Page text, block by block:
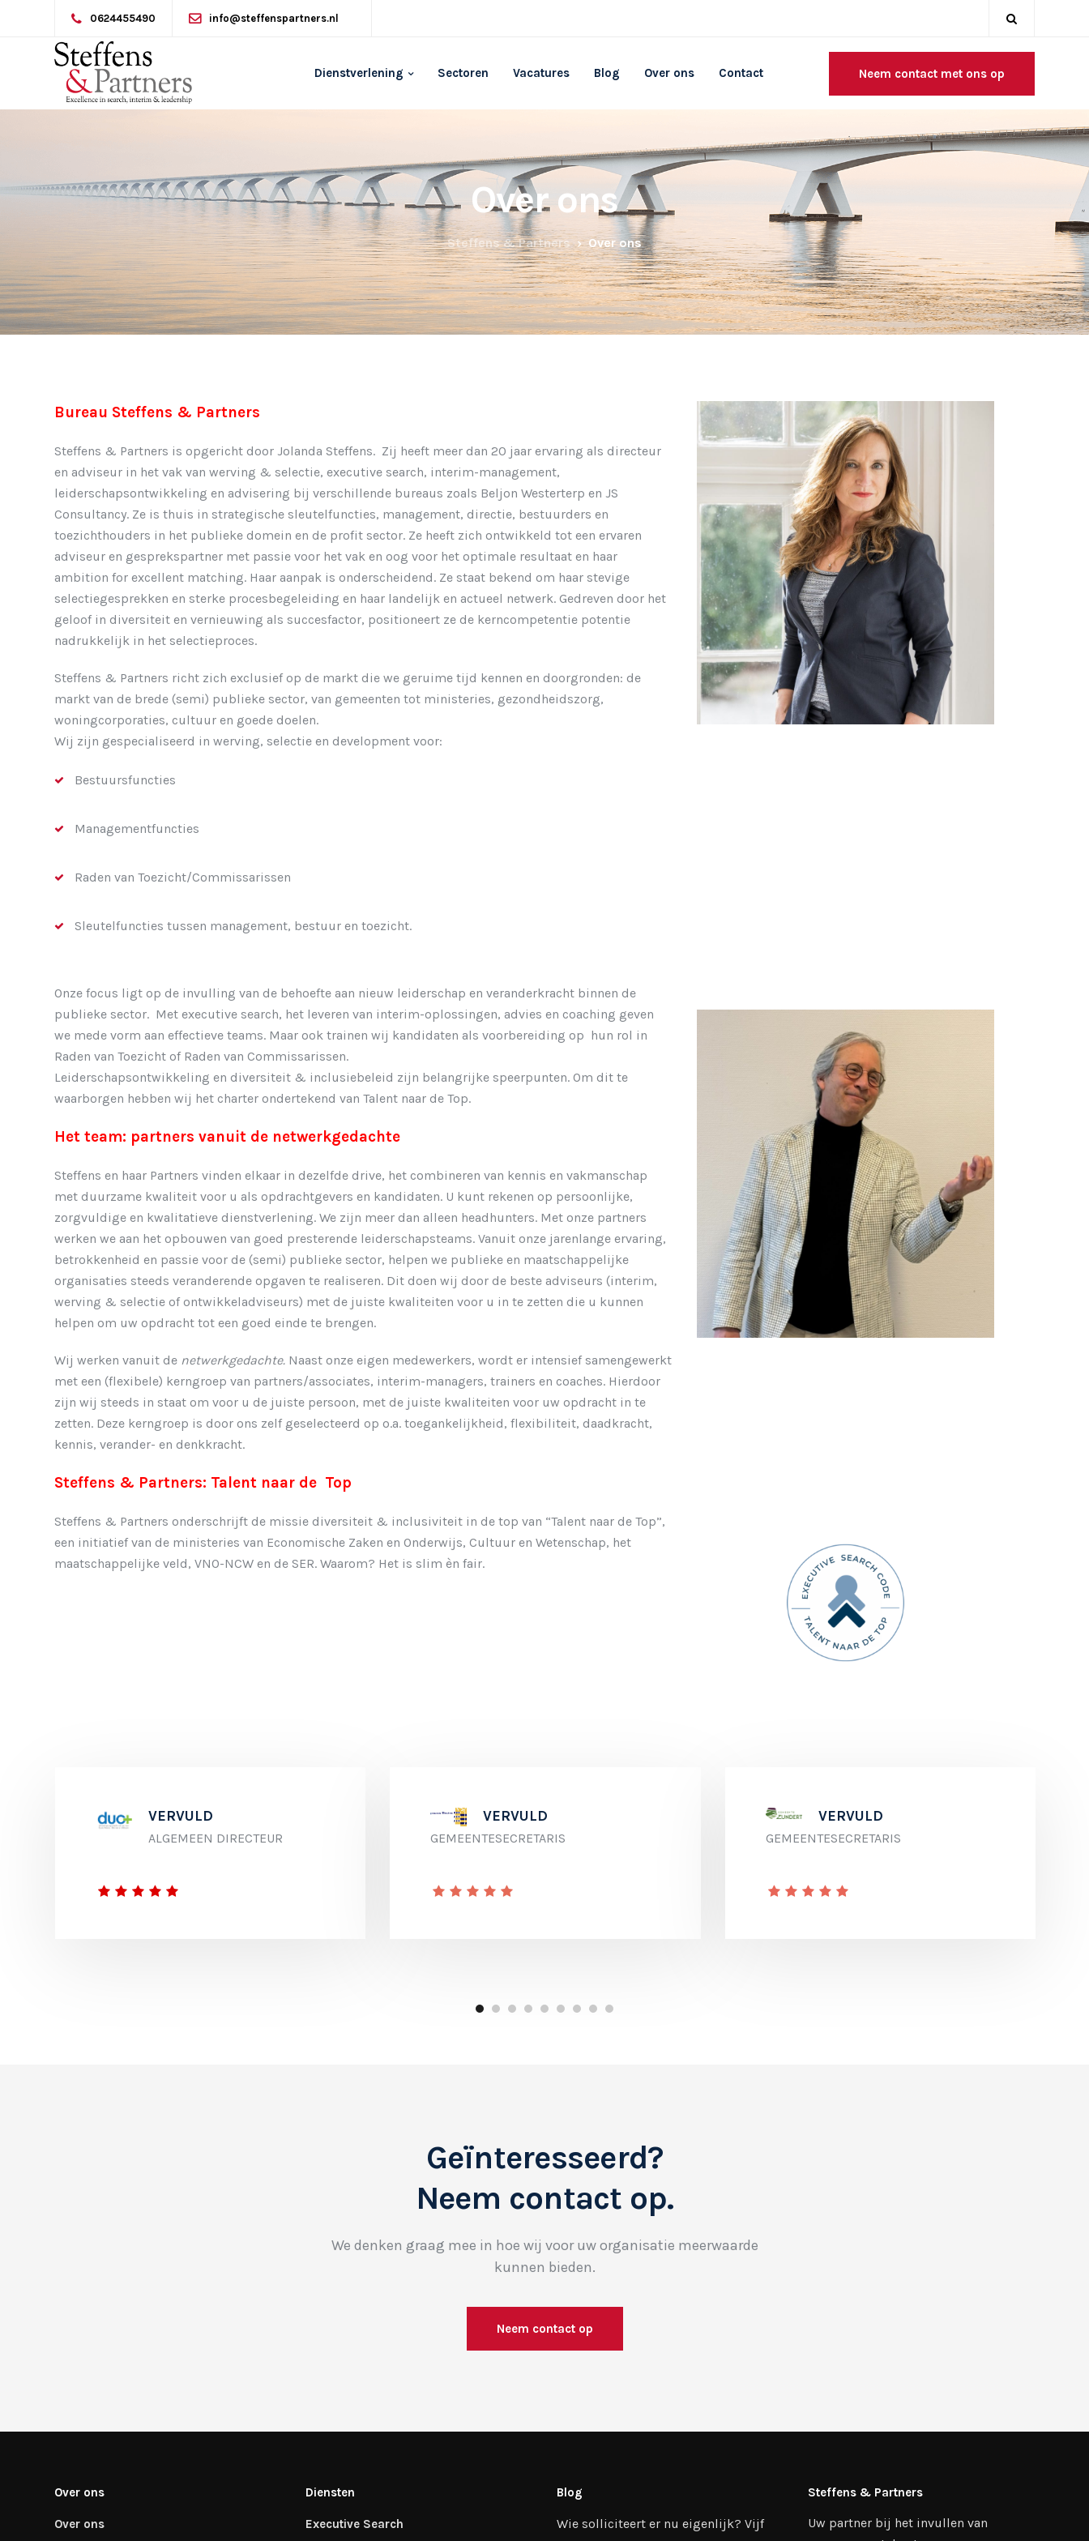
0624455490 info@steffenspartners.nl
Dienstverlening Sectoren Vacatures Blog Over ons Contact Neem contact met ons op
Over ons
Steffens & Partners Over ons
Bureau Steffens & Partners
Steffens & Partners is opgericht door Jolanda Steffens. Zij heeft meer dan 20 jaar ervaring als directeur
en adviseur in het vak van werving & selectie, executive search, interim-management,
leiderschapsontwikkeling en advisering bij verschillende bureaus zoals Beljon Westerterp en JS
Consultancy. Ze is thuis in strategische sleutelfuncties, management, directie, bestuurders en
toezichthouders in het publieke domein en de profit sector. Ze heeft zich ontwikkeld tot een ervaren
adviseur en gesprekspartner met passie voor het vak en oog voor het optimale resultaat en haar
ambition for excellent matching. Haar aanpak is onderscheidend. Ze staat bekend om haar stevige
selectiegesprekken en sterke procesbegeleiding en haar landelijk en actueel netwerk. Gedreven door het
geloof in diversiteit en vernieuwing als succesfactor, positioneert ze de kerncompetentie potentie
nadrukkelijk in het selectieproces.
Steffens & Partners richt zich exclusief op de markt die we geruime tijd kennen en doorgronden: de
markt van de brede (semi) publieke sector, van gemeenten tot ministeries, gezondheidszorg,
woningcorporaties, cultuur en goede doelen.
Wij zijn gespecialiseerd in werving, selectie en development voor:
Bestuursfuncties
Managementfuncties
Raden van Toezicht/Commissarissen
Sleutelfuncties tussen management, bestuur en toezicht.
Onze focus ligt op de invulling van de behoefte aan nieuw leiderschap en veranderkracht binnen de
publieke sector. Met executive search, het leveren van interim-oplossingen, advies en coaching geven
we mede vorm aan effectieve teams. Maar ook trainen wij kandidaten als voorbereiding op hun rol in
Raden van Toezicht of Raden van Commissarissen.
Leiderschapsontwikkeling en diversiteit & inclusiebeleid zijn belangrijke speerpunten. Om dit te
waarborgen hebben wij het charter ondertekend van Talent naar de Top.
Het team: partners vanuit de netwerkgedachte
Steffens en haar Partners vinden elkaar in dezelfde drive, het combineren van kennis en vakmanschap
met duurzame kwaliteit voor u als opdrachtgevers en kandidaten. U kunt rekenen op persoonlijke,
zorgvuldige en kwalitatieve dienstverlening. We zijn meer dan alleen headhunters. Met onze partners
werken we aan het opbouwen van goed presterende leiderschapsteams. Vanuit onze jarenlange ervaring,
betrokkenheid en passie voor de (semi) publieke sector, helpen we publieke en maatschappelijke
organisaties steeds veranderende opgaven te realiseren. Dit doen wij door de beste adviseurs (interim,
werving & selectie of ontwikkeladviseurs) met de juiste kwaliteiten voor u in te zetten die u kunnen
helpen om uw opdracht tot een goed einde te brengen.
Wij werken vanuit de netwerkgedachte. Naast onze eigen medewerkers, wordt er intensief samengewerkt
met een (flexibele) kerngroep van partners/associates, interim-managers, trainers en coaches. Hierdoor
zijn wij steeds in staat om voor u de juiste persoon, met de juiste kwaliteiten voor uw opdracht in te
zetten. Deze kerngroep is door ons zelf geselecteerd op o.a. toegankelijkheid, flexibiliteit, daadkracht,
kennis, verander- en denkkracht.
Steffens & Partners: Talent naar de Top
Steffens & Partners onderschrijft de missie diversiteit & inclusiviteit in de top van “Talent naar de Top”,
een initiatief van de ministeries van Economische Zaken en Onderwijs, Cultuur en Wetenschap, het
maatschappelijke veld, VNO-NCW en de SER. Waarom? Het is slim èn fair.
VERVULD
ALGEMEEN DIRECTEUR
VERVULD
GEMEENTESECRETARIS
VERVULD
GEMEENTESECRETARIS
Geïnteresseerd?
Neem contact op.
We denken graag mee in hoe wij voor uw organisatie meerwaarde
kunnen bieden.
Neem contact op
Over ons
Over ons
Diensten
Executive Search
Blog
Wie solliciteert er nu eigenlijk? Vijf
Steffens & Partners
Uw partner bij het invullen van